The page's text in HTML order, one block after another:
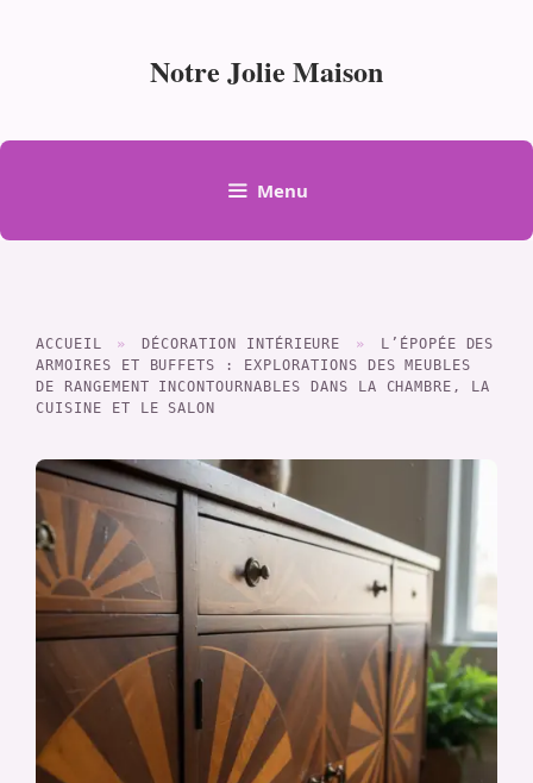
Notre Jolie Maison
Menu
ACCUEIL » DÉCORATION INTÉRIEURE »
L’ÉPOPÉE DES
ARMOIRES ET BUFFETS : EXPLORATIONS DES MEUBLES
DE RANGEMENT INCONTOURNABLES DANS LA CHAMBRE, LA
CUISINE ET LE SALON